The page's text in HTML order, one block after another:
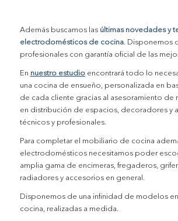
Además buscamos las últimas novedades y
electrodomésticos de cocina. Disponemos
profesionales con garantía oficial de las
En nuestro estudioencontrará todo lo
una cocina de ensueño, personalizada en
de cada cliente gracias al asesoramiento de
en distribución de espacios, decoradores y
técnicos y profesionales.
Para completar el mobiliario de cocina
electrodomésticos necesitamos poder
amplia gama de encimeras, fregaderos,
radiadores y accesorios en general.
Disponemos de una infinidad de modelos
cocina, realizadas a medida.